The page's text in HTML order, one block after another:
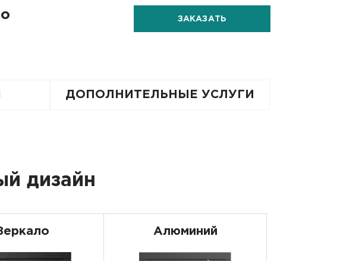
ЗАКАЗАТЬ
ДОПОЛНИТЕЛЬНЫЕ УСЛУГИ
дизайн
Алюминий